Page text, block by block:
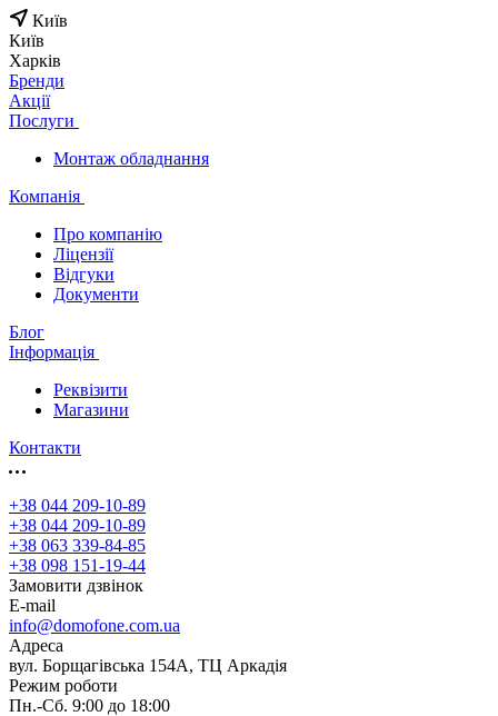
Київ
Київ
Харків
Бренди
Акції
Послуги
Монтаж обладнання
Компанія
Про компанію
Ліцензії
Відгуки
Документи
Блог
Інформація
Реквізити
Магазини
Контакти
+38 044 209-10-89
+38 044 209-10-89
+38 063 339-84-85
+38 098 151-19-44
Замовити дзвінок
E-mail
info@domofone.com.ua
Адреса
вул. Борщагівська 154А, ТЦ Аркадія
Режим роботи
Пн.-Сб. 9:00 до 18:00